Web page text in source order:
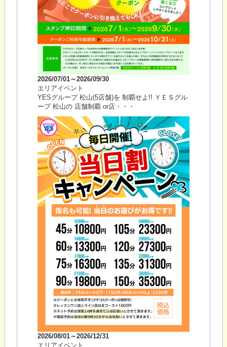
2026/07/01～2026/09/30
エリアイベント
YESグループ 松山(5店舗)を 制覇せよ!! ＹＥＳグル
ープ 松山の 店舗制覇 or店・・・
2026/08/01～2026/12/31
エリアイベント